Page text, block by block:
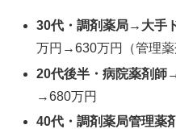
30代・調剤薬局→大手
万円→630万円（管理薬
20代後半・病院薬剤師
→680万円
40代・調剤薬局管理薬